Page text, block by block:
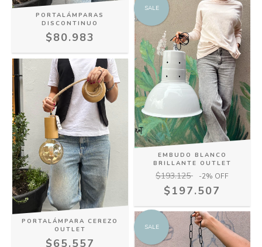
PORTALÁMPARAS
DISCONTINUO
$80.983
PORTALÁMPARA CEREZO
OUTLET
$65.557
SALE
EMBUDO BLANCO
BRILLANTE OUTLET
$193.125 -2% OFF
$197.507
SALE